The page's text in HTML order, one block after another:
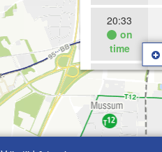
20:33
on
time
20:55
on
time
05:03